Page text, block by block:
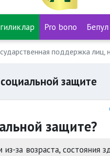
Pro bono
поддержка
защите
защите?
за возраста, состояния